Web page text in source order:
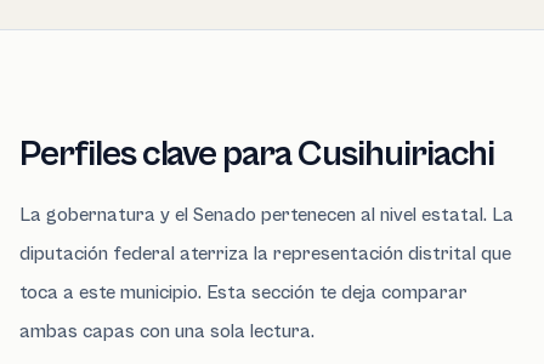
Perfiles clave para Cusihuiriachi
La gobernatura y el Senado pertenecen al nivel estatal. La
diputación federal aterriza la representación distrital que
toca a este municipio. Esta sección te deja comparar
ambas capas con una sola lectura.